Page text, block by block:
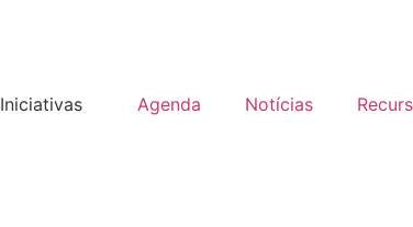
Iniciativas Agenda Notícias